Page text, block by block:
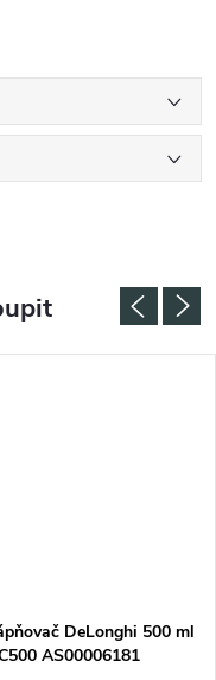
DeLonghi 500 ml
AS00006181